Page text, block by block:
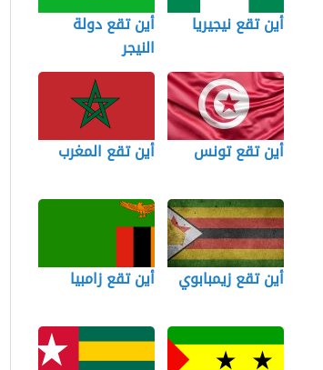
أين تقع نيجيريا
أين تقع دولة
النيجر
أين تقع تونس أين تقع المغرب
أين تقع زيمبابوي أين تقع زامبيا